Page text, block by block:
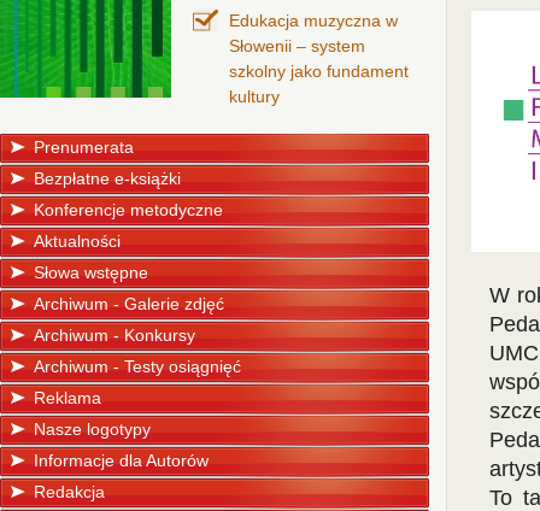
Edukacja muzyczna w
Słowenii – system
szkolny jako fundament
kultury
Prenumerata
Bezpłatne e-książki
Konferencje metodyczne
Aktualności
Słowa wstępne
Archiwum - Galerie zdjęć
Archiwum - Konkursy
Archiwum - Testy osiągnięć
Reklama
Nasze logotypy
Informacje dla Autorów
Redakcja
W
To